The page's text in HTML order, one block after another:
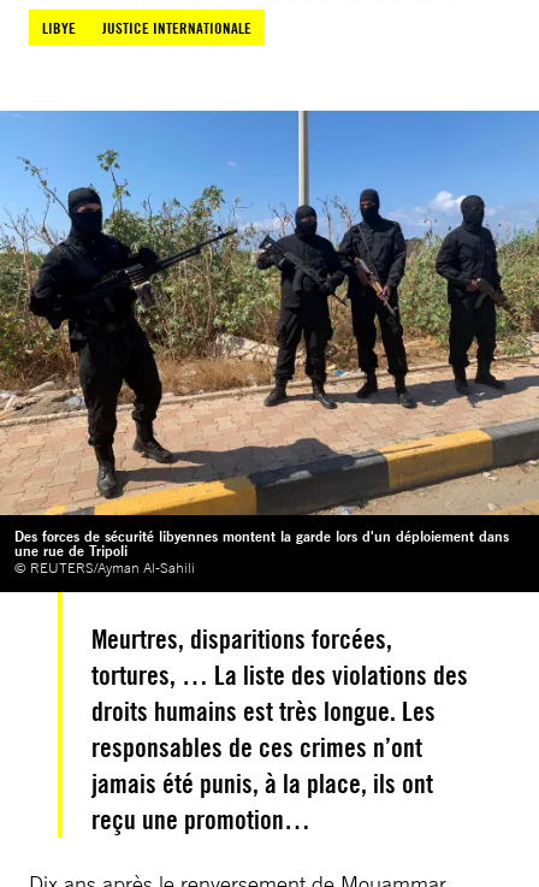
LIBYE
JUSTICE INTERNATIONALE
Des forces de sécurité libyennes montent la garde lors d'un déploiement dans
une rue de Tripoli
© REUTERS/Ayman Al-Sahili
Meurtres, disparitions forcées,
tortures, … La liste des violations des
droits humains est très longue. Les
responsables de ces crimes n’ont
jamais été punis, à la place, ils ont
reçu une promotion…